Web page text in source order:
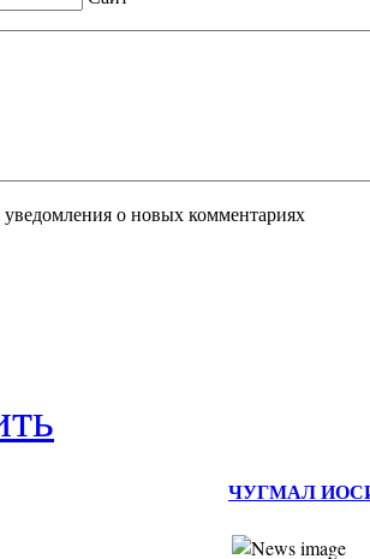
о новых комментариях
ЧУГМАЛ